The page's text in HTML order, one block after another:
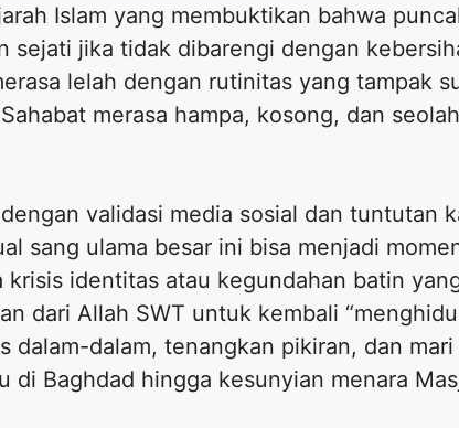
Islam yang membuktikan bahwa
sejati jika tidak dibarengi dengan
lelah dengan rutinitas yang tampak
merasa hampa, kosong, dan
validasi media sosial dan tuntutan
sang ulama besar ini bisa menjadi
identitas atau kegundahan batin
dari Allah SWT untuk kembali
dalam, tenangkan pikiran, dan
Baghdad hingga kesunyian menara